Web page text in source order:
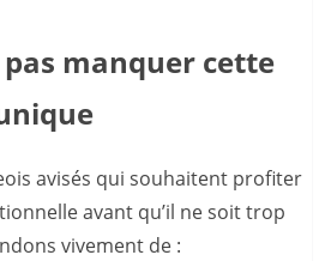
manquer cette
avisés qui souhaitent profiter
avant qu’il ne soit trop
vivement de :